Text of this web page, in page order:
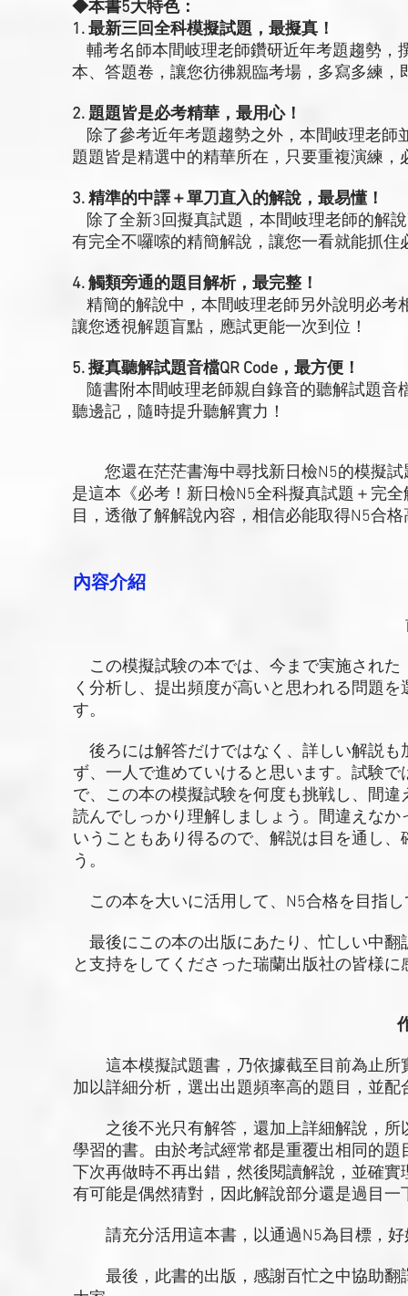
◆本書5大特色：
1. 最新三回全科模擬試題，最擬真！
輔考名師本間岐理老師鑽研近年考題趨勢，
本、答題卷，讓您彷彿親臨考場，多寫多練，
2. 題題皆是必考精華，最用心！
除了參考近年考題趨勢之外，本間岐理老師
題題皆是精選中的精華所在，只要重複演練，
3. 精準的中譯＋單刀直入的解說，最易懂！
除了全新3回擬真試題，本間岐理老師的解
有完全不囉嗦的精簡解說，讓您一看就能抓住
4. 觸類旁通的題目解析，最完整！
精簡的解說中，本間岐理老師另外說明必考
讓您透視解題盲點，應試更能一次到位！
5. 擬真聽解試題音檔QR Code，最方便！
隨書附本間岐理老師親自錄音的聽解試題音
聽邊記，隨時提升聽解實力！
您還在茫茫書海中尋找新日檢N5的模擬試
是這本《必考！新日檢N5全科擬真試題＋完
目，透徹了解解說內容，相信必能取得N5合
內容介紹
この模擬試験の本では、今まで実施された
く分析し、提出頻度が高いと思われる問題
す。
後ろには解答だけではなく、詳しい解説も
ず、一人で進めていけると思います。試験
で、この本の模擬試験を何度も挑戦し、間
読んでしっかり理解しましょう。間違えな
いうこともあり得るので、解説は目を通し
う。
この本を大いに活用して、N5合格を目指
最後にこの本の出版にあたり、忙しい中翻
と支持をしてくださった瑞蘭出版社の皆様に
這本模擬試題書，乃依據截至目前為止所
加以詳細分析，選出出題頻率高的題目，並
之後不光只有解答，還加上詳細解說，所
學習的書。由於考試經常都是重覆出相同的
下次再做時不再出錯，然後閱讀解說，並確
有可能是偶然猜對，因此解說部分還是過目
請充分活用這本書，以通過N5為目標，好
最後，此書的出版，感謝百忙之中協助翻